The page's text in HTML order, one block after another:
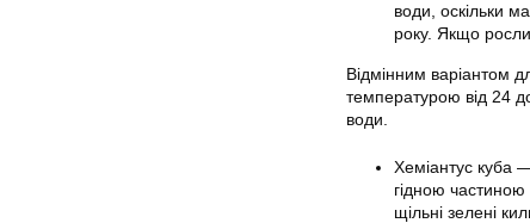
води, оскільки
року. Якщо
Відмінним варіантом
температурою від 24
води.
Хеміантус куба
гідною частиною
щільні зелені